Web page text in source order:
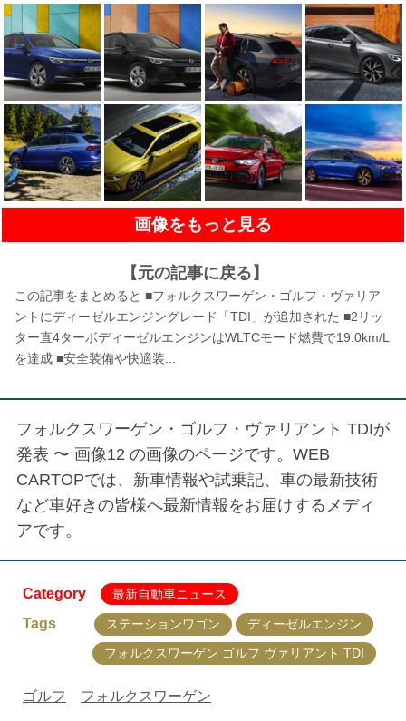
画像をもっと見る
【元の記事に戻る】
この記事をまとめると ■フォルクスワーゲン・ゴルフ・ヴァリア
ントにディーゼルエンジングレード「TDI」が追加された ■2リッ
ター直4ターボディーゼルエンジンはWLTCモード燃費で19.0km/L
を達成 ■安全装備や快適装...
フォルクスワーゲン・ゴルフ・ヴァリアント TDIが
発表 〜 画像12 の画像のページです。WEB
CARTOPでは、新車情報や試乗記、車の最新技術
など車好きの皆様へ最新情報をお届けするメディ
アです。
Category 最新自動車ニュース
Tags ステーションワゴン
ディーゼルエンジン
フォルクスワーゲン ゴルフ ヴァリアント TDI
ゴルフ フォルクスワーゲン